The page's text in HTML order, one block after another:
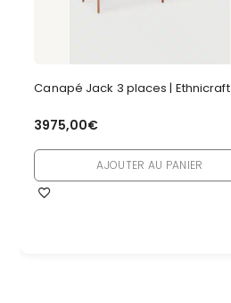
Canapé Jack 3 places | Ethnicraft
3975,00€
AJOUTER AU PANIER